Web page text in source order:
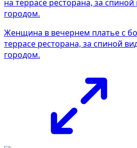
Женщина в вечернем платье с
террасе ресторана, за спиной
городом.